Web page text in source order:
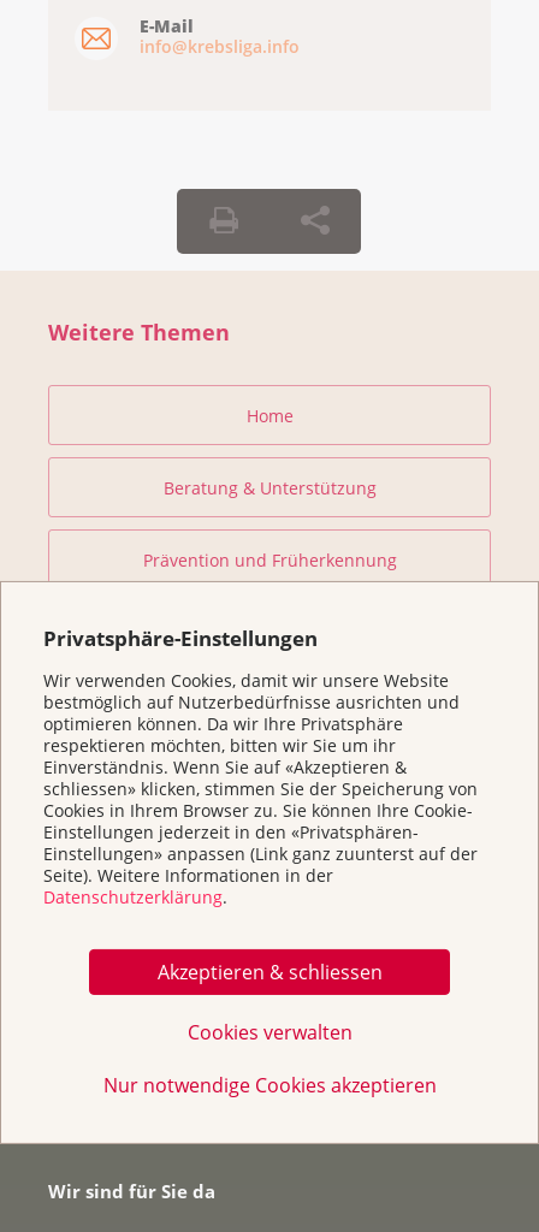
Privatsphäre-Einstellungen
Wir verwenden Cookies, damit wir unsere Website
bestmöglich auf Nutzerbedürfnisse ausrichten und
optimieren können. Da wir Ihre Privatsphäre
respektieren möchten, bitten wir Sie um ihr
Einverständnis. Wenn Sie auf «Akzeptieren &
schliessen» klicken, stimmen Sie der Speicherung von
Cookies in Ihrem Browser zu. Sie können Ihre Cookie-
Einstellungen jederzeit in den «Privatsphären-
Einstellungen» anpassen (Link ganz zuunterst auf der
Seite). Weitere Informationen in der
Datenschutzerklärung.
Akzeptieren & schliessen
Cookies verwalten
Nur notwendige Cookies akzeptieren
E-Mail
info@krebsliga.info
Weitere Themen
Home
Beratung & Unterstützung
Prävention und Früherkennung
Forschung fördern
Helfen Sie
Kurse
Über uns & Kontakt
Wir sind für Sie da